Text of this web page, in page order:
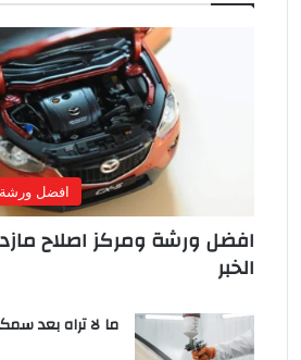
افضل ورشة
افضل ورشة ومركز اصلاح
الخبر
ما لا تراه بعد